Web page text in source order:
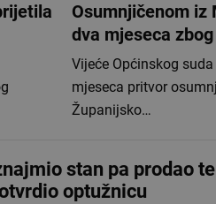
Osumnjičenom iz
dva mjeseca
Vijeće Općinskog
mjeseca pritvor
Županijsko…
stan pa prodao
optužnicu